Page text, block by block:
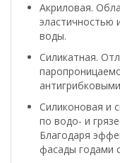
Акриловая.
эластичностью
воды.
Силикатная.
Силиконовая и
по водо- и
Благодаря
фасады годами